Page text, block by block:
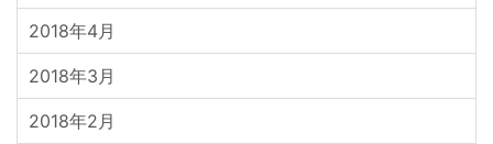
2018年4月
2018年3月
2018年2月